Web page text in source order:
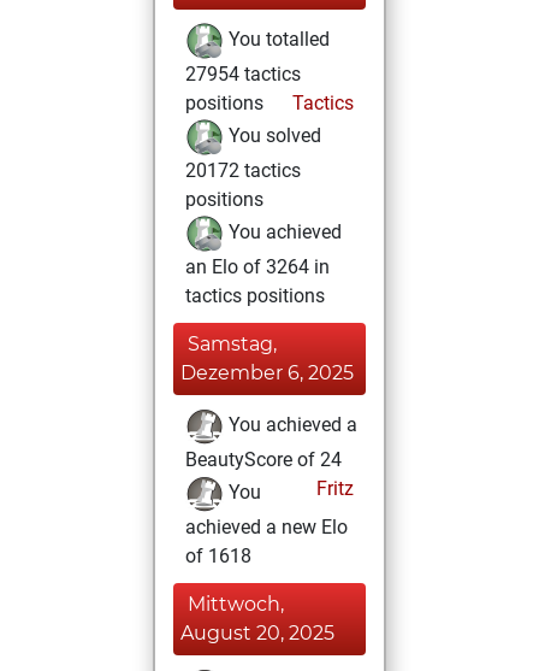
You totalled
27954 tactics
positions
Tactics
You solved
20172 tactics
positions
You achieved
an Elo of 3264 in
tactics positions
Samstag,
Dezember 6, 2025
You achieved a
BeautyScore of 24
Fritz
You
achieved a new Elo
of 1618
Mittwoch,
August 20, 2025